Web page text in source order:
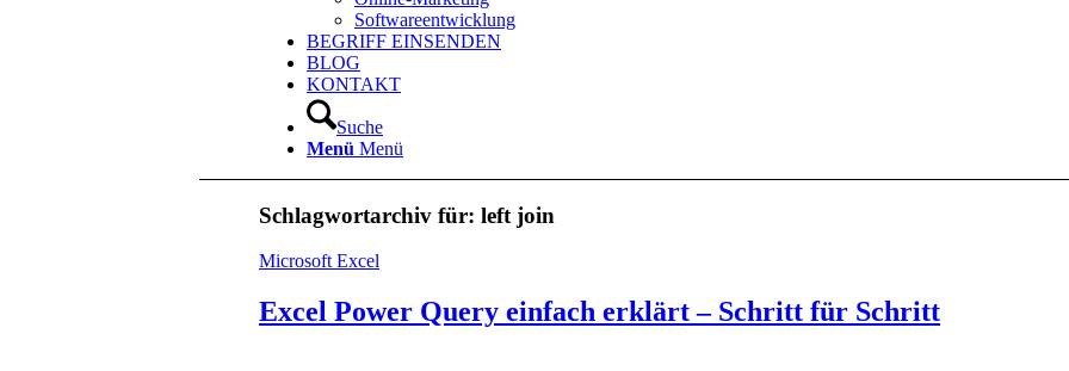
Softwareentwicklung
BEGRIFF EINSENDEN
BLOG
KONTAKT
Suche
Menü Menü
Schlagwortarchiv für: left join
Microsoft Excel
Excel Power Query einfach erklärt – Schritt für Schritt